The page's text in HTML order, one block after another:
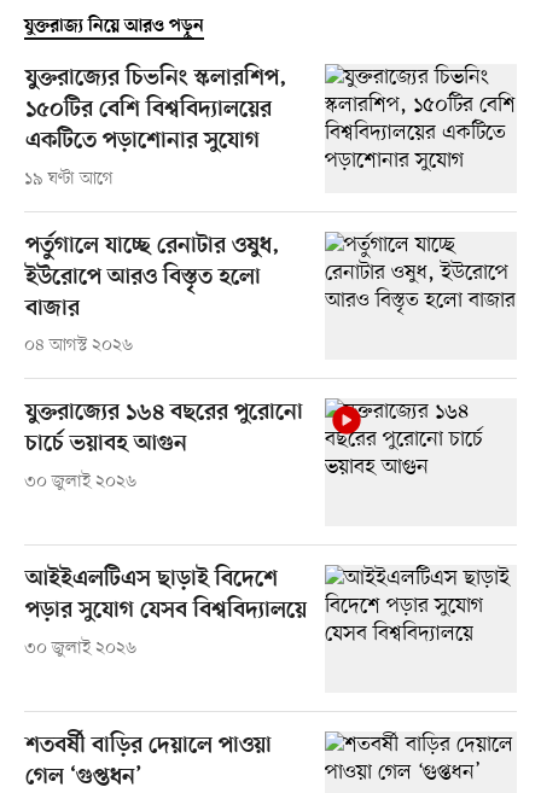
যুক্তরাজ্য নিয়ে আরও পড়ুন
যুক্তরাজ্যের চিভনিং স্কলারশিপ,
১৫০টির বেশি বিশ্ববিদ্যালয়ের
একটিতে পড়াশোনার সুযোগ
১৯ ঘণ্টা আগে
পর্তুগালে যাচ্ছে রেনাটার ওষুধ,
ইউরোপে আরও বিস্তৃত হলো
বাজার
০৪ আগস্ট ২০২৬
যুক্তরাজ্যের ১৬৪ বছরের পুরোনো
চার্চে ভয়াবহ আগুন
৩০ জুলাই ২০২৬
আইইএলটিএস ছাড়াই বিদেশে
পড়ার সুযোগ যেসব বিশ্ববিদ্যালয়ে
৩০ জুলাই ২০২৬
শতবর্ষী বাড়ির দেয়ালে পাওয়া
গেল ‘গুপ্তধন’